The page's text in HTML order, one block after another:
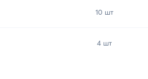
10 шт
4 шт